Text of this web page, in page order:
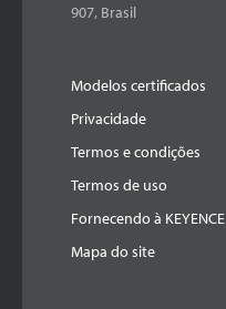
907, Brasil
Modelos certificados
Privacidade
Termos e condições
Termos de uso
Fornecendo à KEYENCE
Mapa do site